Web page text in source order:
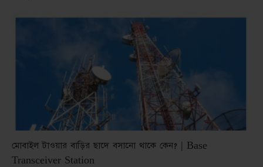
মোবাইল টাওয়ার বাড়ির ছাদে বসানো থাকে কেন? | Base
Transceiver Station